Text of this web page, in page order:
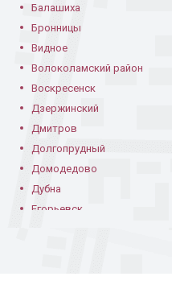
Балашиха
Бронницы
Видное
Волоколамский район
Воскресенск
Дзержинский
Дмитров
Долгопрудный
Домодедово
Дубна
Егорьевск